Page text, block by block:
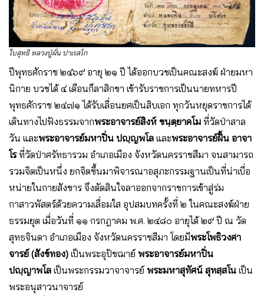
ใบสุทธิ หลวงปู่ผั่น ปาเรสโก
ปีพุทธศักราช ๒๔๖๙ อายุ ๒๑ ปี ได้ออกบวชเป็นคณะสงฆ์ ฝ่ายมหา
นิกาย บวชได้ ๔ เดือนก็ลาสิกขา เข้ารับราชการเป็นนายทหารปี
พุทธศักราช ๒๔๗๑ ได้รับเลื่อนยศเป็นสิบเอก ทุกวันหยุดราชการได้
เดินทางไปฟังธรรมจากพระอาจารย์สิงห์ ขนฺตฺยาคโม ที่วัดป่าสาล
วัน และพระอาจารย์มหาปิ่น ปญฺญพโล และพระอาจารย์ฝั้น อาจา
โรที่วัดป่าศรัทธารวม อำเภอเมือง จังหวัดนครราชสีมา จนสามารถ
รวมจิตเป็นหนึ่ง ยกจิตขึ้นมาพิจารณาอสุภะกรรมฐานเป็นที่น่าเบื่อ
หน่ายในกายสังขาร จึงตัดสินใจลาออกจากราชการเข้าสู่ร่ม
กาสาวพัสตร์ด้วยความเลื่อมใส อุปสมบทครั้งที่ ๒ ในคณะสงฆ์ฝ่าย
ธรรมยุต เมื่อวันที่ ๑๑ กรกฎาคม พ.ศ. ๒๔๘๐ อายุได้ ๒๙ ปี ณ วัด
สุทธจินดา อำเภอเมือง จังหวัดนครราชสีมา โดยมีพระโพธิวงศา
จารย์ (สังข์ทอง) เป็นพระอุปัชฌาย์พระอาจารย์มหาปิ่น
ปญฺญาพโล เป็นพระกรรมวาจาจารย์พระมหาสุทัศน์ สุทสฺสโน เป็น
พระอนุสาวนาจารย์